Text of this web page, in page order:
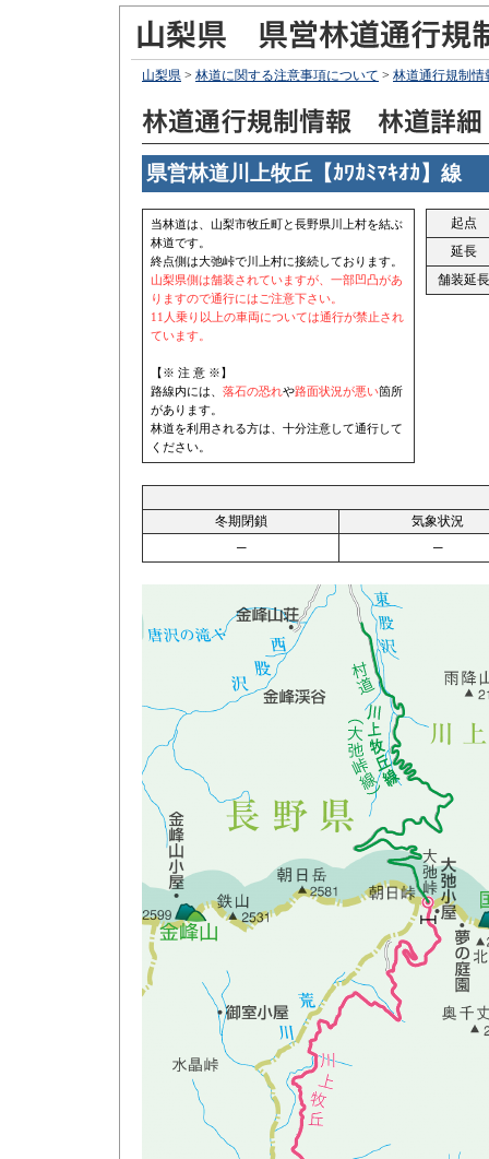
山梨県 > 林道に関する注意事項について > 林道通行規制情
県営林道川上牧丘【ｶﾜｶﾐﾏｷｵｶ】線
当林道は、山梨市牧丘町と長野県川上村を結ぶ
林道です。
終点側は大弛峠で川上村に接続しております。
山梨県側は舗装されていますが、一部凹凸があ
りますので通行にはご注意下さい。
11人乗り以上の車両については通行が禁止され
ています。
【※ 注 意 ※】
路線内には、 落石の恐れや路面状況が悪い箇所
があります。
林道を利用される方は、十分注意して通行して
ください。
起点
延長
舗装延長
冬期閉鎖
気象状況
─
─